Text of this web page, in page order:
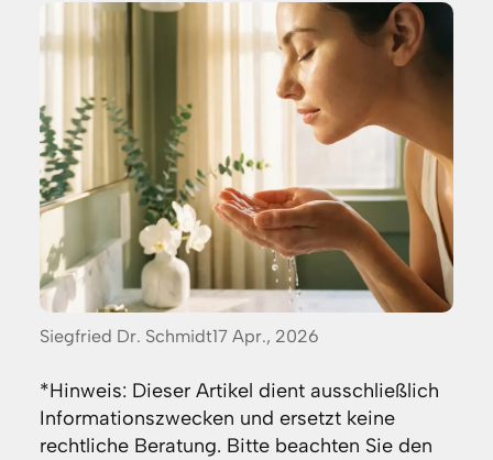
Posted
Siegfried Dr. Schmidt17 Apr., 2026
*Hinweis: Dieser Artikel dient ausschließlich
Informationszwecken und ersetzt keine
rechtliche Beratung. Bitte beachten Sie den